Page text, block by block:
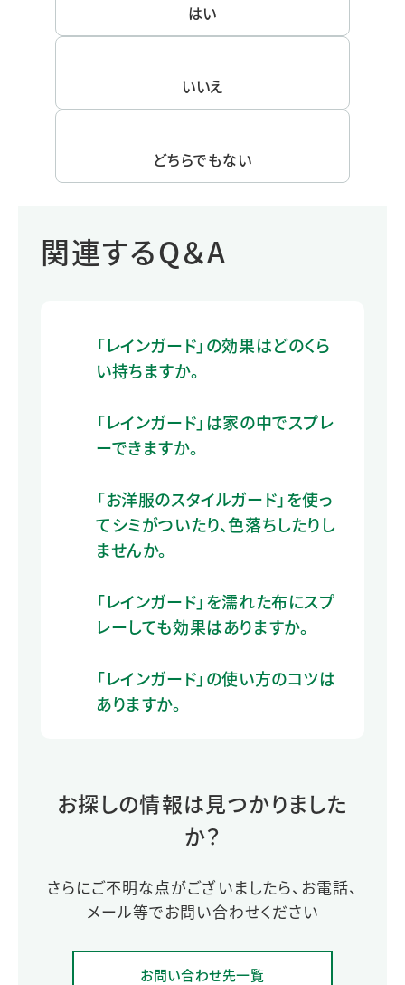
はい
いいえ
どちらでもない
関連するQ＆A
「レインガード」の効果はどのくら
い持ちますか。
「レインガード」は家の中でスプレ
ーできますか。
「お洋服のスタイルガード」を使っ
てシミがついたり、色落ちしたりし
ませんか。
「レインガード」を濡れた布にスプ
レーしても効果はありますか。
「レインガード」の使い方のコツは
ありますか。
お探しの情報は見つかりました
か？
さらにご不明な点がございましたら、お電話、
メール等でお問い合わせください
お問い合わせ先一覧